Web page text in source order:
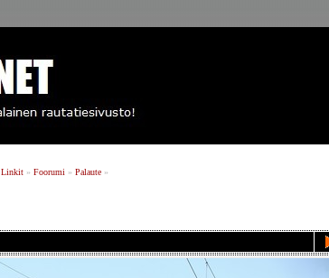
Linkit» Foorumi » Palaute»